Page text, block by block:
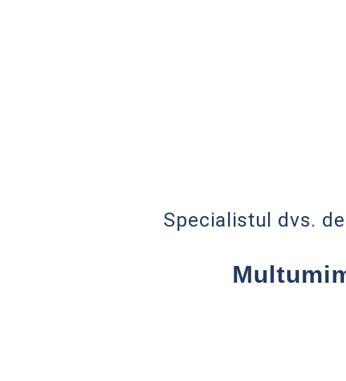
Specialistul dvs.